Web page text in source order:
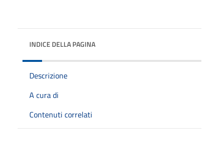
INDICE DELLA PAGINA
Descrizione
A cura di
Contenuti correlati